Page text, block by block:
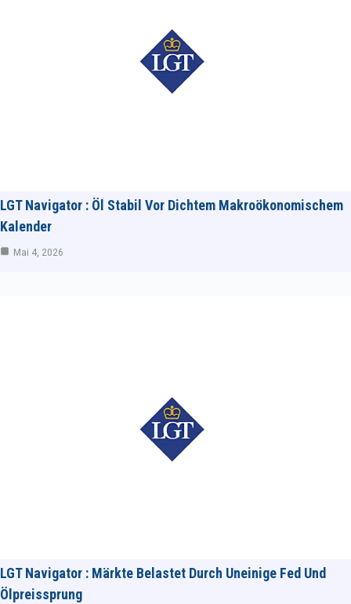
LGT Navigator : Öl Stabil Vor Dichtem Makroökonomischem
Kalender
Mai 4, 2026
LGT Navigator : Märkte Belastet Durch Uneinige Fed Und
Ölpreissprung